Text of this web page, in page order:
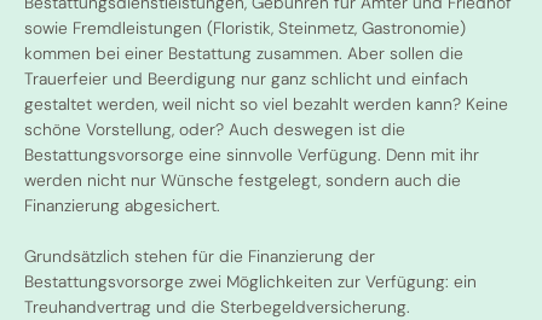
sowie Fremdleistungen (Floristik, Steinmetz, Gastronomie)
kommen bei einer Bestattung zusammen. Aber sollen die
Trauerfeier und Beerdigung nur ganz schlicht und einfach
gestaltet werden, weil nicht so viel bezahlt werden kann? Keine
schöne Vorstellung, oder? Auch deswegen ist die
Bestattungsvorsorge eine sinnvolle Verfügung. Denn mit ihr
werden nicht nur Wünsche festgelegt, sondern auch die
Finanzierung abgesichert.
Grundsätzlich stehen für die Finanzierung der
Bestattungsvorsorge zwei Möglichkeiten zur Verfügung: ein
Treuhandvertrag und die Sterbegeldversicherung.